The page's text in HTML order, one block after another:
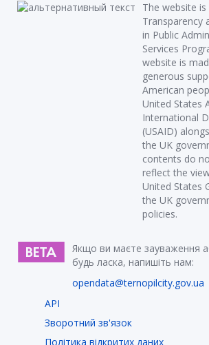
The website
Transparency
in Public
Services
website is
generous
American
United States
International
(USAID)
the UK
contents do
reflect the
United States
the UK
policies.
Якщо ви маєте зауваження
будь ласка, напишіть нам:
opendata@ternopilcity.gov.ua
API
Зворотний зв'язок
Політика відкритих даних